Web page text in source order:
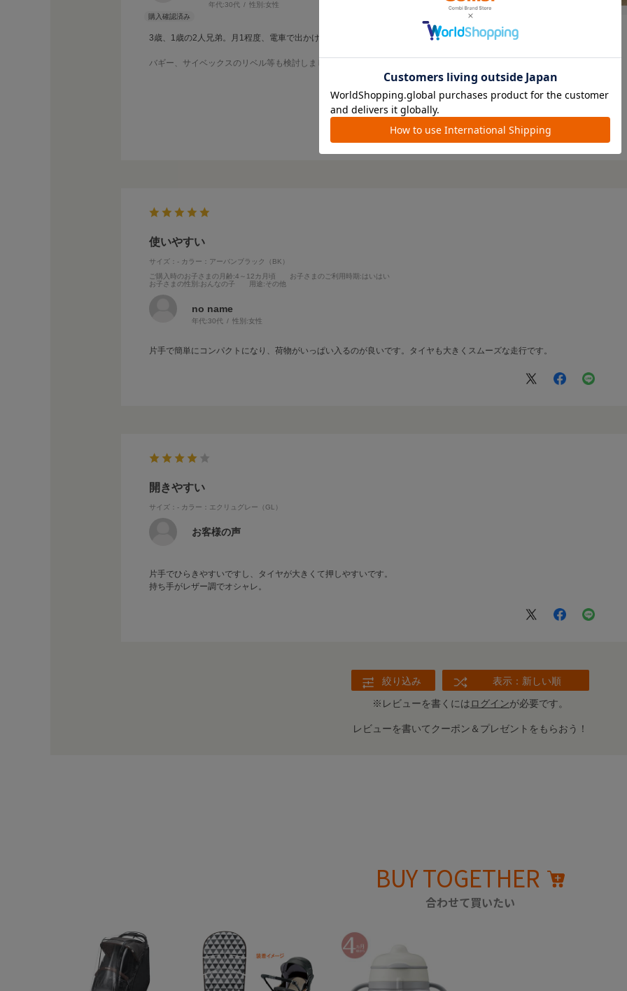
年代:30代 性別:女性
3歳、1歳の2人兄弟。月1程度、電車で出かけて、疲れたり寝た時用にと思い購入しました。
バギー、サイベックスのリベル等も検討しました。
元々JNの購入を考えていた時に半額セールをしていた。
(エスカレーターや階段でさっと畳める事を重要視。)
使用頻度から、あまり高価格になると勿体無いなと思った。
アップリカのAB型(21年購入)と比べて、リクライニングの調節が楽。
リーズナブル。
改善されるといいなと思った点
ベルトのパーツが他メーカーよりも付けにくい。
そこまで不便には思っていないが、暴れたり時間がない時は大変かも。
後でつければいいや、という習慣にならないように、親が強い意志を持って使う必要がある。
とても満足しているので、もっと早くに買って沢山お出かけに使えたらなと思いました。
続きを読む
使いやすい
サイズ：- カラー：アーバンブラック（BK）
ご購入時のお子さまの月齢:4～12カ月頃 お子さまのご利用時期 :はいはい
お子さまの性別 :おんなの子 用途:その他
no name
年代:30代 性別:女性
片手で簡単にコンパクトになり、荷物がいっぱい入るのが良いです。タイヤも大きくスムーズな走行です。
開きやすい
サイズ：- カラー：エクリュグレー（GL）
お客様の声
片手でひらきやすいですし、タイヤが大きくて押しやすいです。
持ち手がレザー調でオシャレ。
絞り込み
表示：新しい順
※レビューを書くにはログインが必要です。
レビューを書いてクーポン＆プレゼントをもらおう！
BUY TOGETHER
合わせて買いたい